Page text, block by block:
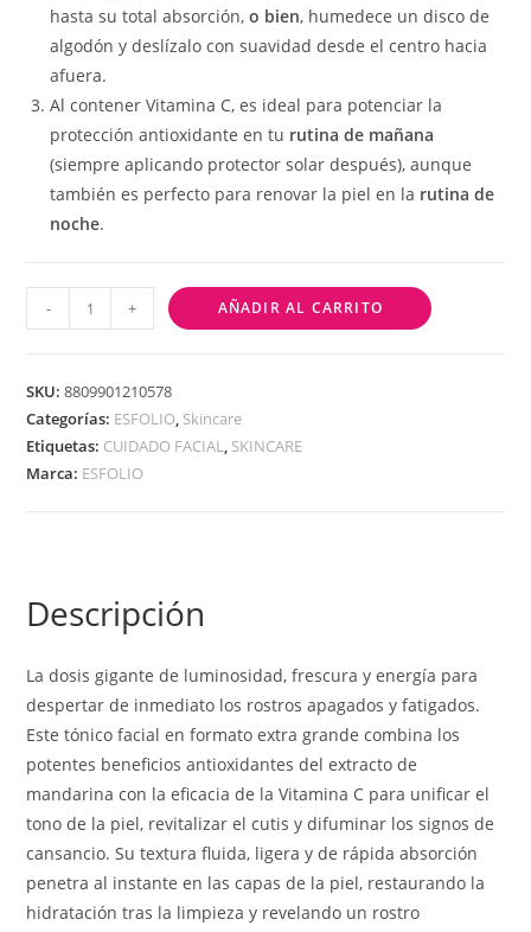
hasta su total absorción,o bien, humedece un disco de
algodón y deslízalo con suavidad desde el centro hacia
afuera.
Al contener Vitamina C, es ideal para potenciar la
protección antioxidante en tu rutina de mañana
(siempre aplicando protector solar después), aunque
también es perfecto para renovar la piel en la rutina de
noche.
- + AÑADIR AL CARRITO
SKU:8809901210578
Categorías: ESFOLIO, Skincare
Etiquetas: CUIDADO FACIAL, SKINCARE
Marca: ESFOLIO
Descripción
La dosis gigante de luminosidad, frescura y energía para
despertar de inmediato los rostros apagados y fatigados.
Este tónico facial en formato extra grande combina los
potentes beneficios antioxidantes del extracto de
mandarina con la eficacia de la Vitamina C para unificar el
tono de la piel, revitalizar el cutis y difuminar los signos de
cansancio. Su textura fluida, ligera y de rápida absorción
penetra al instante en las capas de la piel, restaurando la
hidratación tras la limpieza y revelando un rostro